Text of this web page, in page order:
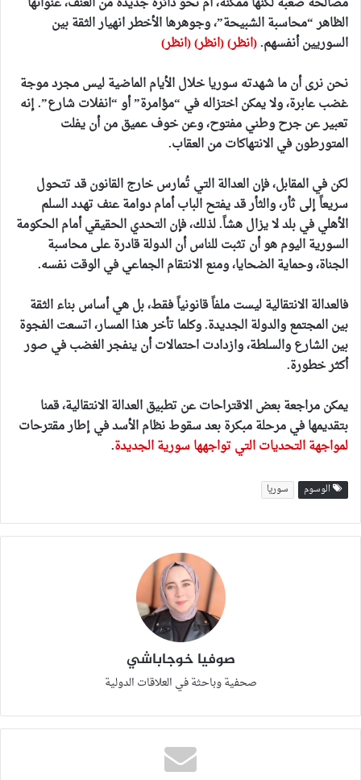
الظاهر “محاسبة الشبيحة”، وجوهرها الأخطر انهيار الثقة بين
السوريين أنفسهم.(انظر)(انظر)(انظر)
نحن نرى أن ما شهدته سوريا خلال الأيام الماضية ليس مجرد موجة
غضب عابرة، ولا يمكن اختزاله في “مؤامرة” أو “انفلات شارع”. إنه
تعبير عن جرح وطني مفتوح، وعن خوف عميق من أن يفلت
المتورطون في الانتهاكات من العقاب.
لكن في المقابل، فإن العدالة التي تُمارس خارج القانون قد تتحول
سريعاً إلى ثأر، والثأر قد يفتح الباب أمام دوامة عنف تهدد السلم
الأهلي في بلد لا يزال هشاً. لذلك، فإن التحدي الحقيقي أمام الحكومة
السورية اليوم هو أن تثبت للناس أن الدولة قادرة على محاسبة
الجناة، وحماية الضحايا، ومنع الانتقام الجماعي في الوقت نفسه.
فالعدالة الانتقالية ليست ملفاً قانونياً فقط، بل هي أساس بناء الثقة
بين المجتمع والدولة الجديدة. وكلما تأخر هذا المسار، اتسعت الفجوة
بين الشارع والسلطة، وازدادت احتمالات أن ينفجر الغضب في صور
أكثر خطورة.
يمكن مراجعة بعض الاقتراحات عن تطبيق العدالة الانتقالية، قمنا
بتقديمها في مرحلة مبكرة بعد سقوط نظام الأسد في إطار مقترحات
لمواجهة التحديات التي تواجهها سورية الجديدة.
الوسوم سوريا
صوفيا خوجاباشي
صحفية وباحثة في العلاقات الدولية